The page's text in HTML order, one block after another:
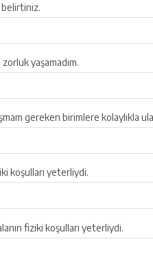
yaşamadım.
gereken birimlere kolaylıkla
koşulları yeterliydi.
fiziki koşulları yeterliydi.